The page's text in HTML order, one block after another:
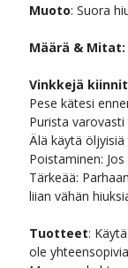
Muoto: Suora
Määrä & Mitat:
Vinkkejä
Pese kätesi
Purista varovasti
Älä käytä
Poistaminen:
Tärkeää:
liian vähän
Tuotteet:
ole